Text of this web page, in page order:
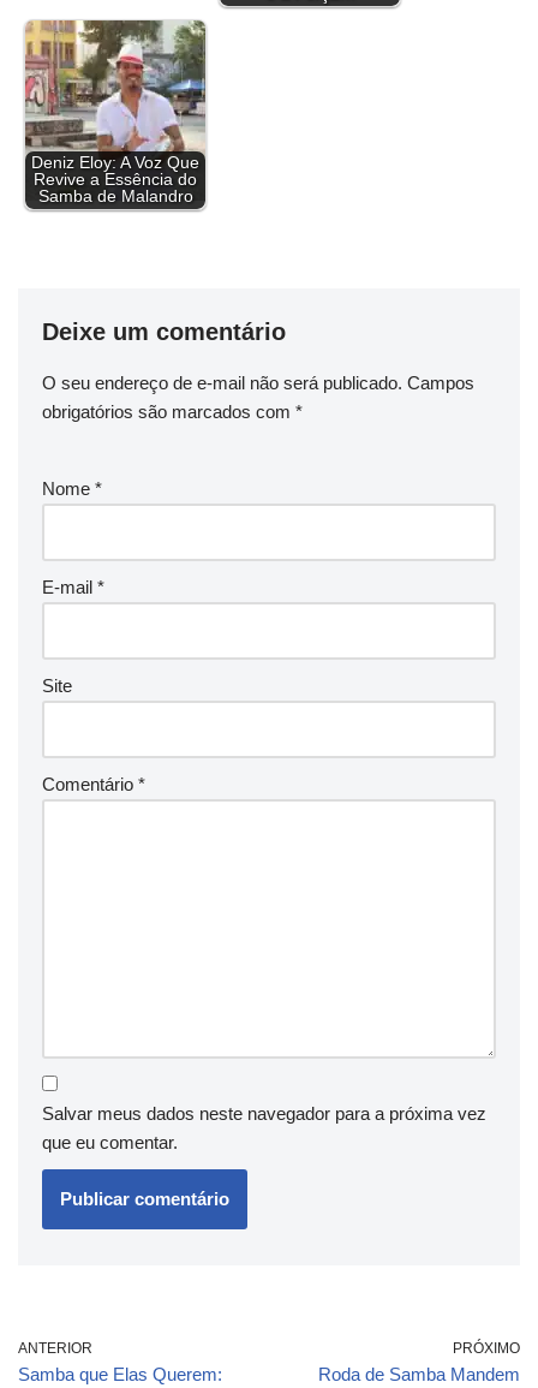
Deniz Eloy: A Voz Que
Revive a Essência do
Samba de Malandro
Deixe um comentário
O seu endereço de e-mail não será publicado. Campos
obrigatórios são marcados com *
Nome *
E-mail *
Site
Comentário *
Salvar meus dados neste navegador para a próxima vez
que eu comentar.
ANTERIOR
Samba que Elas Querem:
PRÓXIMO
Roda de Samba Mandem